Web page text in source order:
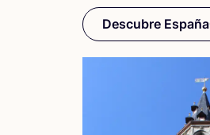
Descubre España